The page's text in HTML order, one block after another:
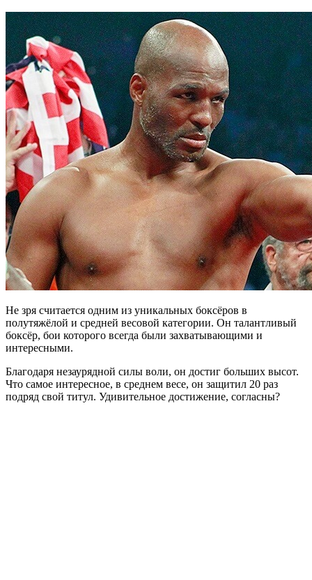
Не зря считается одним из уникальных боксёров в
полутяжёлой и средней весовой категории. Он талантливый
боксёр, бои которого всегда были захватывающими и
интересными.
Благодаря незаурядной силы воли, он достиг больших высот.
Что самое интересное, в среднем весе, он защитил 20 раз
подряд свой титул. Удивительное достижение, согласны?